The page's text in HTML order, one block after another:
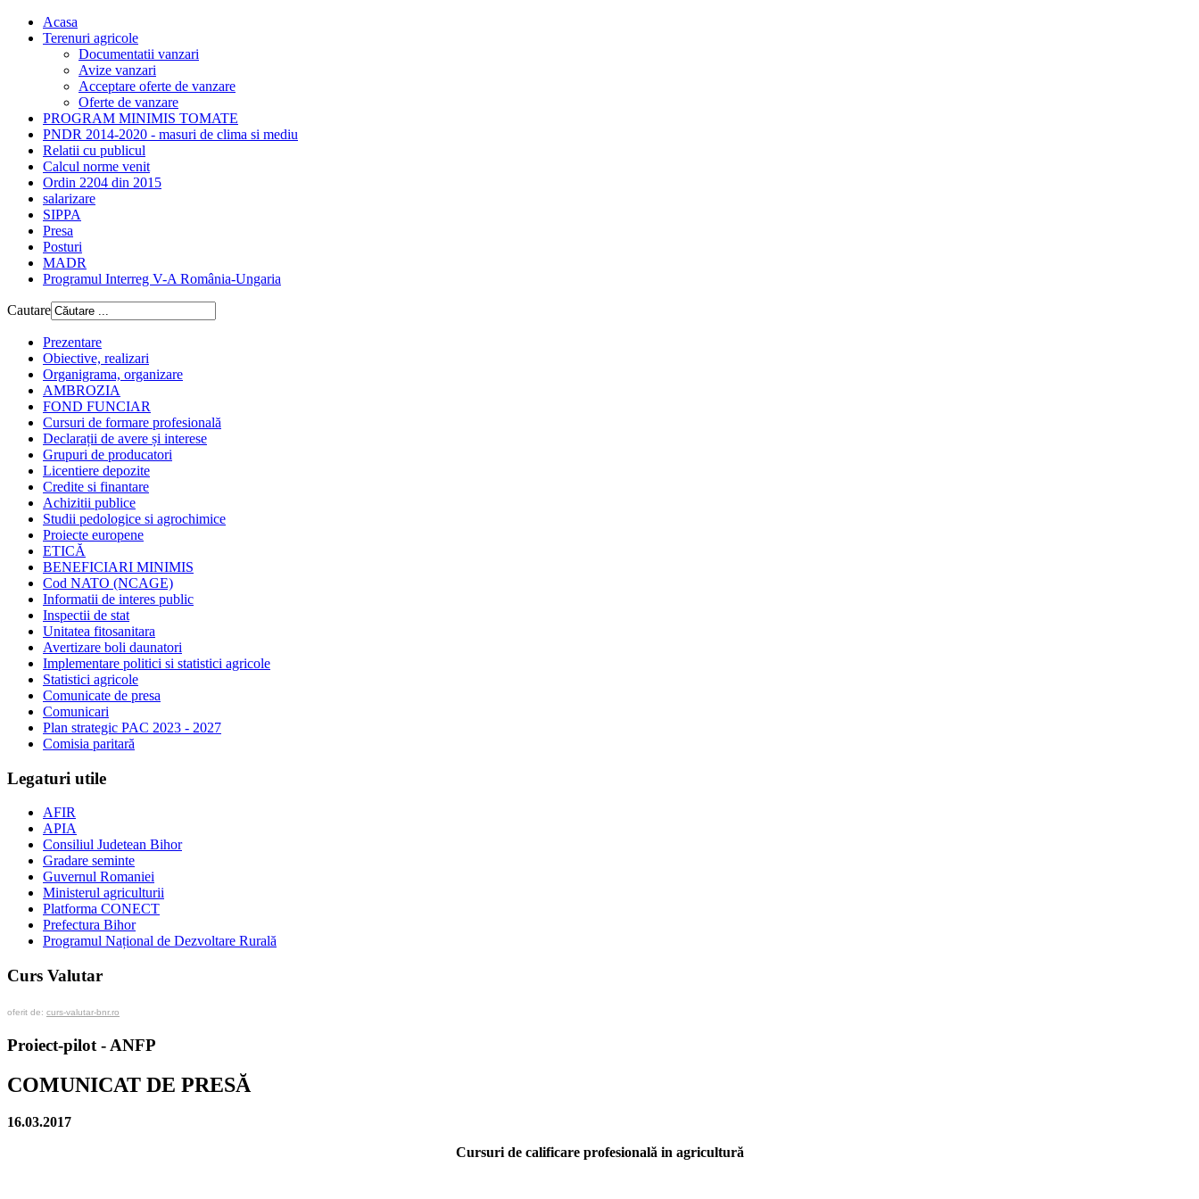
Acasa
Terenuri agricole
Documentatii vanzari
Avize vanzari
Acceptare oferte de vanzare
Oferte de vanzare
PROGRAM MINIMIS TOMATE
PNDR 2014-2020 - masuri de clima si mediu
Relatii cu publicul
Calcul norme venit
Ordin 2204 din 2015
salarizare
SIPPA
Presa
Posturi
MADR
Programul Interreg V-A România-Ungaria
Cautare
Prezentare
Obiective, realizari
Organigrama, organizare
AMBROZIA
FOND FUNCIAR
Cursuri de formare profesională
Declarații de avere și interese
Grupuri de producatori
Licentiere depozite
Credite si finantare
Achizitii publice
Studii pedologice si agrochimice
Proiecte europene
ETICĂ
BENEFICIARI MINIMIS
Cod NATO (NCAGE)
Informatii de interes public
Inspectii de stat
Unitatea fitosanitara
Avertizare boli daunatori
Implementare politici si statistici agricole
Statistici agricole
Comunicate de presa
Comunicari
Plan strategic PAC 2023 - 2027
Comisia paritară
Legaturi utile
AFIR
APIA
Consiliul Judetean Bihor
Gradare seminte
Guvernul Romaniei
Ministerul agriculturii
Platforma CONECT
Prefectura Bihor
Programul Național de Dezvoltare Rurală
Curs Valutar
oferit de: curs-valutar-bnr.ro
Proiect-pilot - ANFP
COMUNICAT DE PRESĂ
16.03.2017
Cursuri de calificare profesională in agricultură